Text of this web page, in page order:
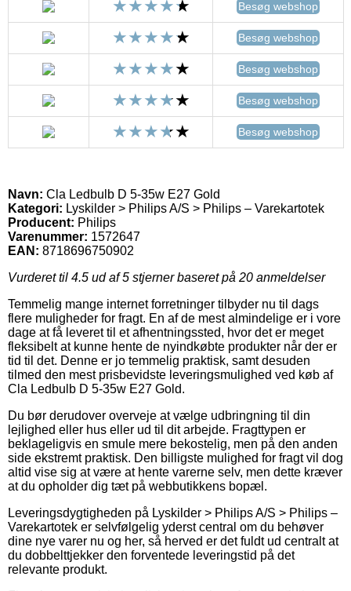
Besøg webshop
Besøg webshop
Besøg webshop
Besøg webshop
Besøg webshop
Navn: Cla Ledbulb D 5-35w E27 Gold
Kategori: Lyskilder > Philips A/S > Philips – Varekartotek
Producent: Philips
Varenummer: 1572647
EAN: 8718696750902
Vurderet til 4.5 ud af 5 stjerner baseret på 20 anmeldelser
Temmelig mange internet forretninger tilbyder nu til dags
flere muligheder for fragt. En af de mest almindelige er i vore
dage at få leveret til et afhentningssted, hvor det er meget
fleksibelt at kunne hente de nyindkøbte produkter når der er
tid til det. Denne er jo temmelig praktisk, samt desuden
tilmed den mest prisbevidste leveringsmulighed ved køb af
Cla Ledbulb D 5-35w E27 Gold.
Du bør derudover overveje at vælge udbringning til din
lejlighed eller hus eller ud til dit arbejde. Fragttypen er
beklageligvis en smule mere bekostelig, men på den anden
side ekstremt praktisk. Den billigste mulighed for fragt vil dog
altid vise sig at være at hente varerne selv, men dette kræver
at du opholder dig tæt på webbutikkens bopæl.
Leveringsdygtigheden på Lyskilder > Philips A/S > Philips –
Varekartotek er selvfølgelig yderst central om du behøver
dine nye varer nu og her, så herved er det fuldt ud centralt at
du dobbelttjekker den forventede leveringstid på det
relevante produkt.